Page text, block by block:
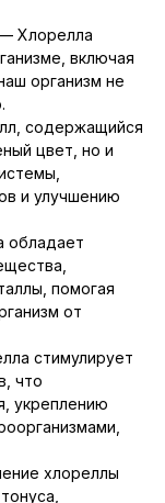
Хлорелла
включая
организм не
содержащийся
цвет, но и
и улучшению
обладает
помогая
от
стимулирует
что
укреплению
хлореллы